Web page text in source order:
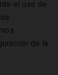
el uso de
de la